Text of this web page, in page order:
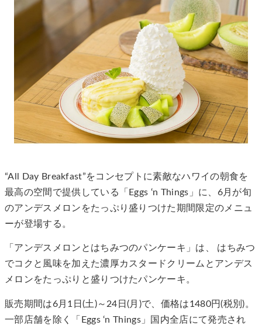
“All Day Breakfast”をコンセプトに素敵なハワイの朝食を
最高の空間で提供している「Eggs ‘n Things」に、6月が旬
のアンデスメロンをたっぷり盛りつけた期間限定のメニュ
ーが登場する。
「アンデスメロンとはちみつのパンケーキ」は、 はちみつ
でコクと風味を加えた濃厚カスタードクリームとアンデス
メロンをたっぷりと盛りつけたパンケーキ。
販売期間は6月1日(土)～24日(月)で、価格は1480円(税別)。
一部店舗を除く「Eggs ‘n Things」国内全店にて発売され